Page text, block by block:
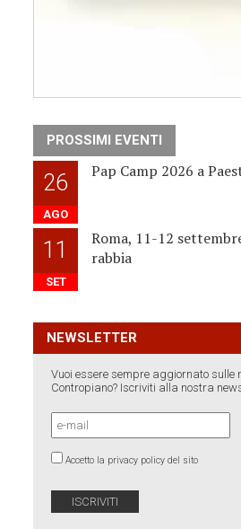
PROSSIMI EVENTI
26
AGO
Pap Camp 2026 a
11
SET
Roma, 11-12
rabbia
NEWSLETTER
Vuoi essere sempre aggiornato sulle
Contropiano? Iscriviti alla nostra
Accetto la privacy policy del sito